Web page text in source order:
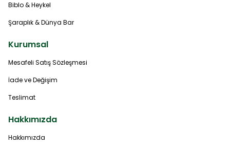
Biblo & Heykel
Şaraplık & Dünya Bar
Kurumsal
Mesafeli Satış Sözleşmesi
İade ve Değişim
Teslimat
Hakkımızda
Hakkımızda